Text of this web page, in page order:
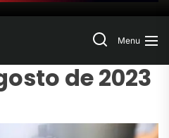
SearchMenu
de 2023